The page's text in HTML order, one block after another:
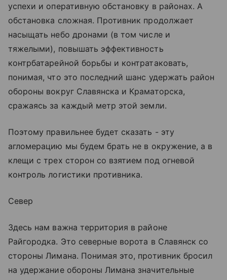
успехи и оперативную обстановку в районах. А
обстановка сложная. Противник продолжает
насыщать небо дронами (в том числе и
тяжелыми), повышать эффективность
контрбатарейной борьбы и контратаковать,
понимая, что это последний шанс удержать район
обороны вокруг Славянска и Краматорска,
сражаясь за каждый метр этой земли.
Поэтому правильнее будет сказать - эту
агломерацию мы будем брать не в окружение, а в
клещи с трех сторон со взятием под огневой
контроль логистики противника.
Север
Здесь нам важна территория в районе
Райгородка. Это северные ворота в Славянск со
стороны Лимана. Понимая это, противник бросил
на удержание обороны Лимана значительные